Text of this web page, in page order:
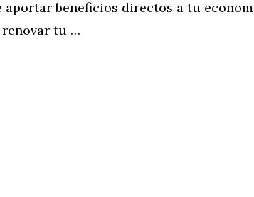
beneficios directos a tu
renovar tu …